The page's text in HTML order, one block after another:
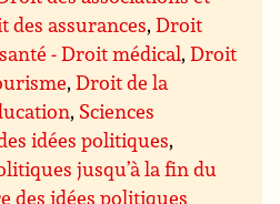
des assurances,Droit
- Droit médical,Droit
,Droit de la
, Sciences
idées politiques,
jusqu’à la fin du
des idées politiques